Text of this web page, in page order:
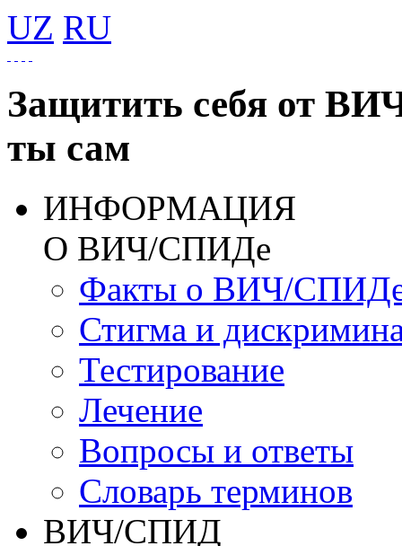
UZ RU
Защитить себя от
ты сам
ИНФОРМАЦИЯ
О ВИЧ/СПИДе
Факты о ВИЧ/
Стигма и
Тестирование
Лечение
Вопросы и ответы
Словарь терминов
ВИЧ/СПИД